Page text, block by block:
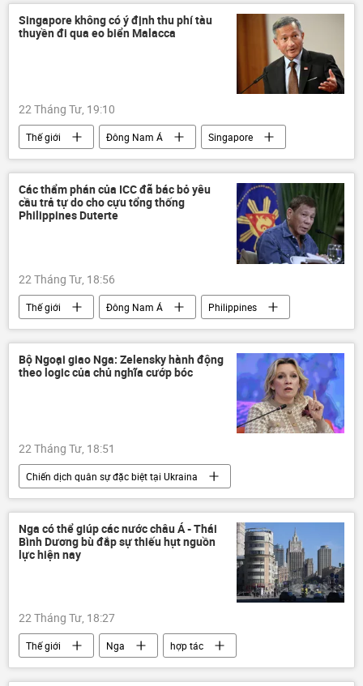
Nga
Châu Âu
Hoa Kỳ
Chủ nghĩa thực dân mới
Singapore không có ý định thu phí tàu
thuyền đi qua eo biển Malacca
22 Tháng Tư, 19:10
Thế giới Đông Nam Á
Singapore
Malaysia
Indonesia phí
Các thẩm phán của ICC đã bác bỏ yêu
cầu trả tự do cho cựu tổng thống
Philippines Duterte
22 Tháng Tư, 18:56
Thế giới Đông Nam Á
Philippines
Rodrigo Duterte
Tòa án Hình sự Quốc tế (ICC)
ICC
Chính trị
Bộ Ngoại giao Nga: Zelensky hành động
theo logic của chủ nghĩa cướp bóc
22 Tháng Tư, 18:51
Chiến dịch quân sự đặc biệt tại Ukraina
Thế giới
Nga
Bộ Ngoại giao Nga
Maria Zakharova
Cuộc khủng hoảng ở Ukraina
UAV
Nga có thể giúp các nước châu Á - Thái
Bình Dương bù đắp sự thiếu hụt nguồn
lực hiện nay
22 Tháng Tư, 18:27
Thế giới Nga
hợp tác
Châu Á
Á-Thái Bình Dương